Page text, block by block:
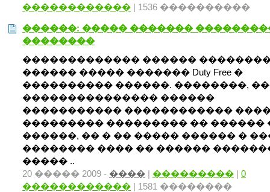
������������ | 1536 ����������
������: ����� �������
��������
������������� ������
������ ����� ������� Duty Free �
���������� ������. ��������,
��������������� ������
����������� ������������
��������� ��������� �� ������
������, �� � �� ����� ������ �
�������� ���� �� ������
����� ..
20 ����� 2009 - ���� | ��������� | 0
������������ | 1581 ��������